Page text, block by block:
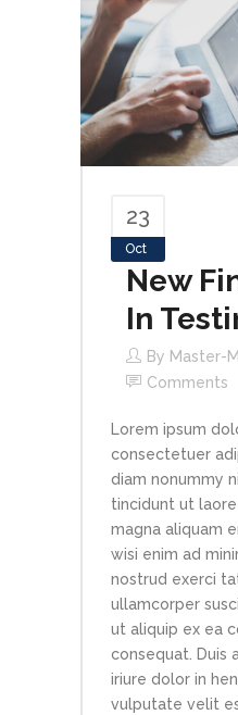
23
Oct
New
In
By Master-
Comments
Lorem ipsum
consectetuer
diam nonummy
tincidunt ut
magna aliquam
wisi enim ad
nostrud exerci
ullamcorper
ut aliquip ex ea
consequat. Duis
iriure dolor in
vulputate velit